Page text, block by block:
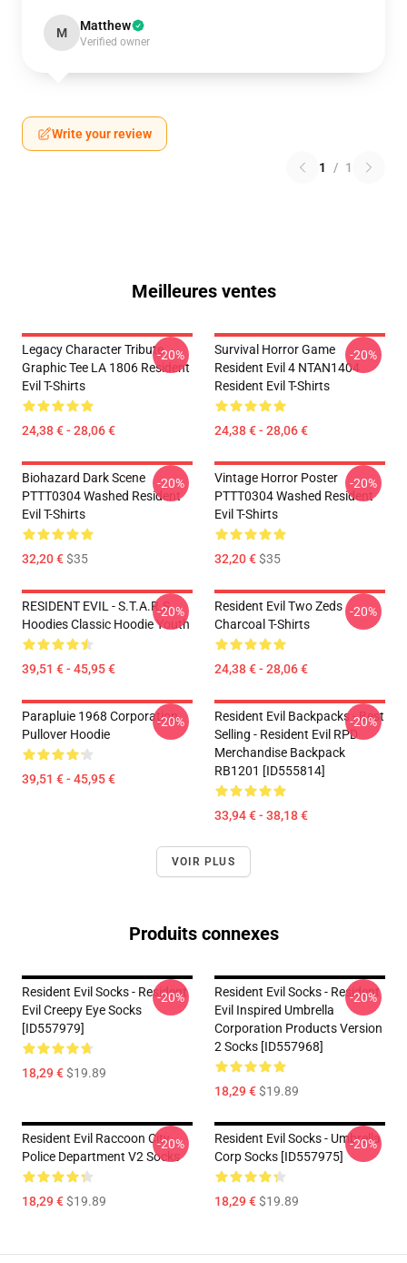
M Matthew
Verified owner
Write your review
1 / 1
Meilleures ventes
Legacy Character Tribute
Graphic Tee LA 1806 Resident
Evil T-Shirts
24,38 € - 28,06 €
-20%
Survival Horror Game
Resident Evil 4 NTAN1404
Resident Evil T-Shirts
24,38 € - 28,06 €
-20%
Biohazard Dark Scene
PTTT0304 Washed Resident
Evil T-Shirts
32,20 €$35
-20%
Vintage Horror Poster
PTTT0304 Washed Resident
Evil T-Shirts
32,20 €$35
-20%
RESIDENT EVIL - S.T.A.R.S
Hoodies Classic Hoodie Youth
39,51 € - 45,95 €
-20%
Resident Evil Two Zeds
Charcoal T-Shirts
24,38 € - 28,06 €
-20%
Parapluie 1968 Corporation
Pullover Hoodie
39,51 € - 45,95 €
-20%
Resident Evil Backpacks - Best
Selling - Resident Evil RPD
Merchandise Backpack
RB1201 [ID555814]
33,94 € - 38,18 €
-20%
VOIR PLUS
Produits connexes
Resident Evil Socks - Resident
Evil Creepy Eye Socks
[ID557979]
18,29 €$19.89
-20%
Resident Evil Socks - Resident
Evil Inspired Umbrella
Corporation Products Version
2 Socks [ID557968]
18,29 €$19.89
-20%
Resident Evil Raccoon City
Police Department V2 Socks
18,29 €$19.89
-20%
Resident Evil Socks - Umbrella
Corp Socks [ID557975]
18,29 €$19.89
-20%